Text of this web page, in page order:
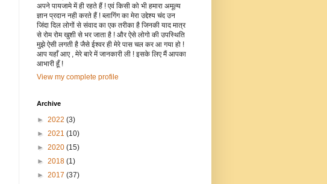
अपने पायजामे में ही रहते हैं ! एवं किसी को भी हमारा अमूल्य
ज्ञान प्रदान नही करते हैं ! ब्लागिंग का मेरा उद्देश्य चंद उन
जिंदा दिल लोगों से संवाद का एक तरीका है जिनकी याद मात्र
से रोम रोम खुशी से भर जाता है ! और ऐसे लोगो की उपस्थिति
मुझे ऐसी लगती है जैसे ईश्वर ही मेरे पास चल कर आ गया हो !
आप यहाँ आए , मेरे बारे में जानकारी ली ! इसके लिए मैं आपका
आभारी हूँ !
View my complete profile
Archive
► 2022 (3)
► 2021 (10)
► 2020 (15)
► 2018 (1)
► 2017 (37)